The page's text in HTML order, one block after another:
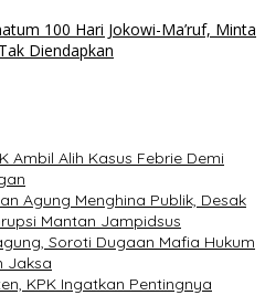
100 Hari Jokowi-Ma’ruf, Minta
Diendapkan
Ambil Alih Kasus Febrie Demi
Agung Menghina Publik, Desak
Mantan Jampidsus
Soroti Dugaan Mafia Hukum
Jaksa
KPK Ingatkan Pentingnya